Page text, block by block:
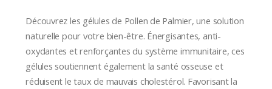
Découvrez les gélules de Pollen de Palmier, une solution
naturelle pour votre bien-être. Énergisantes, anti-
oxydantes et renforçantes du système immunitaire, ces
gélules soutiennent également la santé osseuse et
réduisent le taux de mauvais cholestérol. Favorisant la